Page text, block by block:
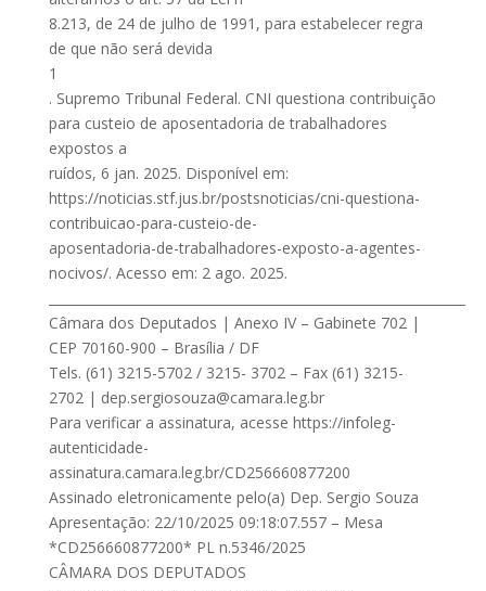
8.213, de 24 de julho de 1991, para estabelecer regra
de que não será devida
1
. Supremo Tribunal Federal. CNI questiona contribuição
para custeio de aposentadoria de trabalhadores
expostos a
ruídos, 6 jan. 2025. Disponível em:
https://noticias.stf.jus.br/postsnoticias/cni-questiona-
contribuicao-para-custeio-de-
aposentadoria-de-trabalhadores-exposto-a-agentes-
nocivos/. Acesso em: 2 ago. 2025.
Câmara dos Deputados | Anexo IV – Gabinete 702 |
CEP 70160-900 – Brasília / DF
Tels. (61) 3215-5702 / 3215- 3702 – Fax (61) 3215-
2702 | dep.sergiosouza@camara.leg.br
Para verificar a assinatura, acesse https://infoleg-
autenticidade-
assinatura.camara.leg.br/CD256660877200
Assinado eletronicamente pelo(a) Dep. Sergio Souza
Apresentação: 22/10/2025 09:18:07.557 – Mesa
*CD256660877200* PL n.5346/2025
CÂMARA DOS DEPUTADOS